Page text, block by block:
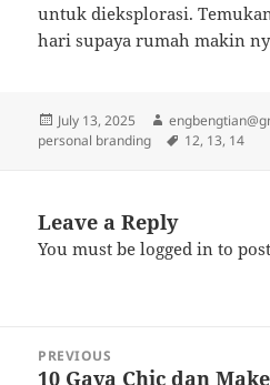
untuk dieksplorasi.
hari supaya rumah makin
Posted
on
July 13, 2025 Author
personal branding
Tags
12, 13, 14
Leave a Reply
You must belogged in to
navigation
PREVIOUS
Previous
10 Gaya Chic dan